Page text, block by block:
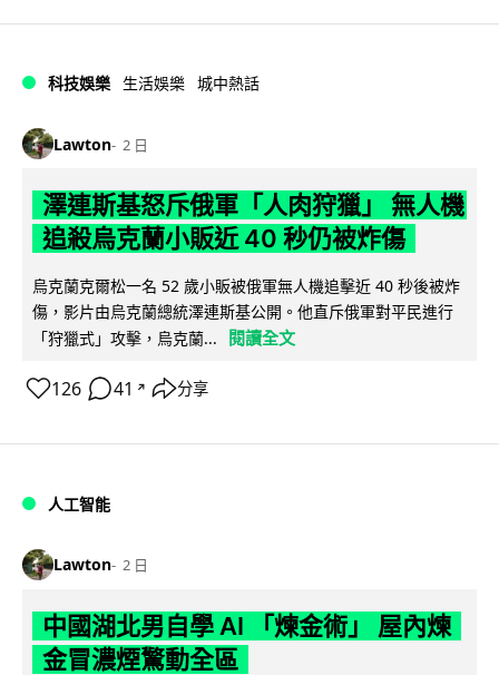
科技娛樂 生活娛樂 城中熱話
Lawton 2 日
澤連斯基怒斥俄軍「人肉狩獵」 無人機
追殺烏克蘭小販近 40 秒仍被炸傷
烏克蘭克爾松一名 52 歲小販被俄軍無人機追擊近 40 秒後被炸
傷，影片由烏克蘭總統澤連斯基公開。他直斥俄軍對平民進行
「狩獵式」攻擊，烏克蘭...
閱讀全文
126 41 ↗ 分享
人工智能
Lawton 2 日
中國湖北男自學 AI 「煉金術」 屋內煉
金冒濃煙驚動全區